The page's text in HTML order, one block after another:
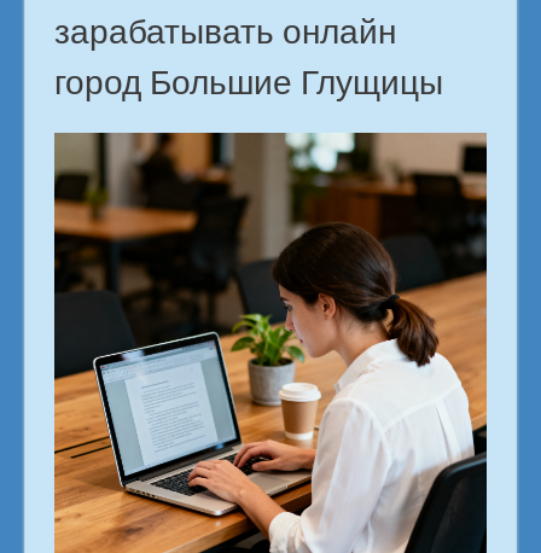
зарабатывать онлайн
город Большие Глущицы